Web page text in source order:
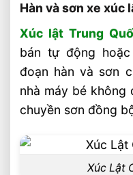
Hàn và sơn xe xúc
Xúc lật Trung
bán tự động
đoạn hàn và sơn
nhà máy bé
chuyền sơn đồng
Xúc Lật